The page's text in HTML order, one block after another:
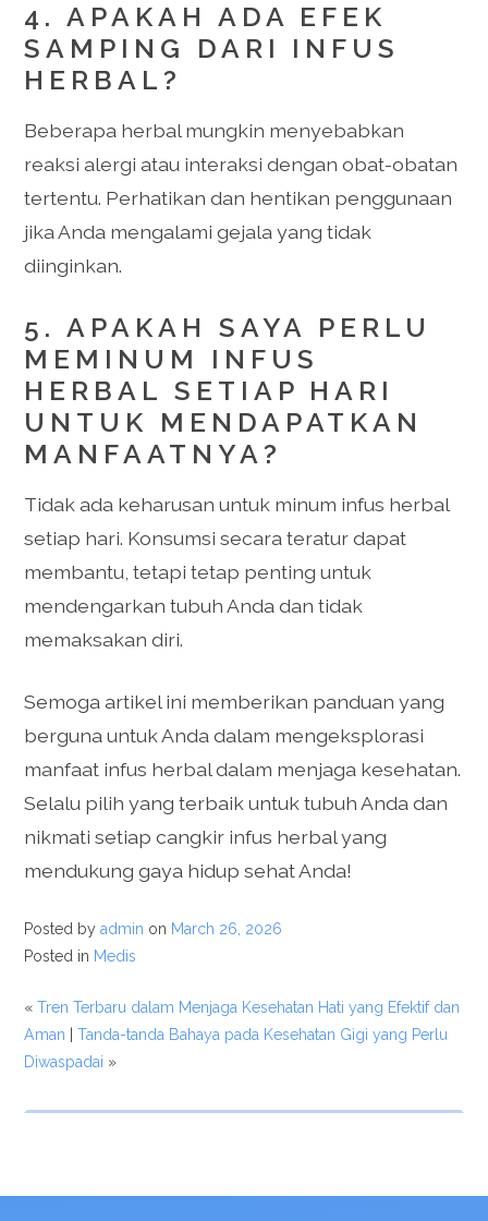
4. APAKAH ADA EFEK
SAMPING DARI INFUS
HERBAL?
Beberapa herbal mungkin menyebabkan
reaksi alergi atau interaksi dengan obat-obatan
tertentu. Perhatikan dan hentikan penggunaan
jika Anda mengalami gejala yang tidak
diinginkan.
5. APAKAH SAYA PERLU
MEMINUM INFUS
HERBAL SETIAP HARI
UNTUK MENDAPATKAN
MANFAATNYA?
Tidak ada keharusan untuk minum infus herbal
setiap hari. Konsumsi secara teratur dapat
membantu, tetapi tetap penting untuk
mendengarkan tubuh Anda dan tidak
memaksakan diri.
Semoga artikel ini memberikan panduan yang
berguna untuk Anda dalam mengeksplorasi
manfaat infus herbal dalam menjaga kesehatan.
Selalu pilih yang terbaik untuk tubuh Anda dan
nikmati setiap cangkir infus herbal yang
mendukung gaya hidup sehat Anda!
Posted byadmin on March 26, 2026
Posted in Medis
«Tren Terbaru dalam Menjaga Kesehatan Hati yang Efektif dan
Aman |Tanda-tanda Bahaya pada Kesehatan Gigi yang Perlu
Diwaspadai »